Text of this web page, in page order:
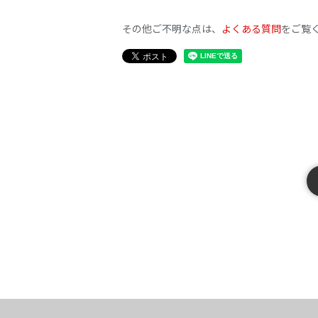
その他ご不明な点は、 よくある質問をご覧